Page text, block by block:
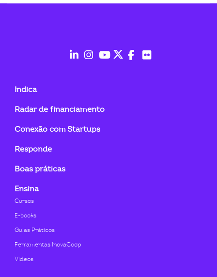
in
Indica
Radar de financiamento
Conexão com Startups
Responde
Boas práticas
Ensina
Cursos
E-books
Guias Práticos
Ferramentas InovaCoop
Videos